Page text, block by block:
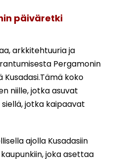
päiväretki
arkkitehtuuria ja
Pergamonin
koko
niille, jotka asuvat
jotka kaipaavat
ajolla Kusadasiin
joka asettaa